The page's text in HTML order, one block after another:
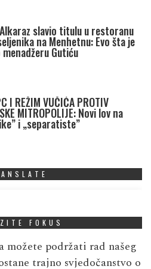
slavio titulu u restoranu
na Menhetnu: Evo šta je
menadžeru Gutiću
I REŽIM VUČIĆA PROTIV
MITROPOLIJE: Novi lov na
i „separatiste”
FOKUS
možete podržati rad našeg
trajno svjedočanstvo o